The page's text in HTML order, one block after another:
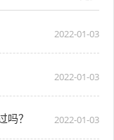
2022-01-03
2022-01-03
吗？ 2022-01-03